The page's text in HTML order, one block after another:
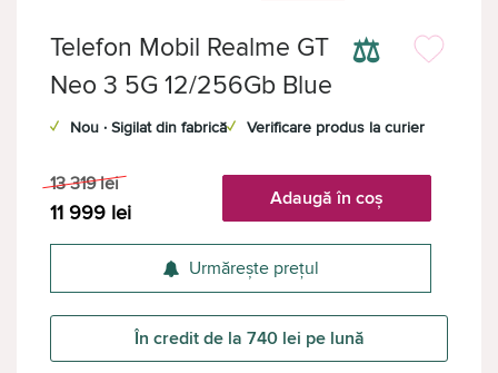
⚖
Telefon Mobil Realme GT
Neo 3 5G 12/256Gb Blue
✓ Nou · Sigilat din fabrică✓ Verificare produs la curier
13 319 lei
11 999 lei
Adaugă în coș
Urmărește prețul
În credit de la 740 lei pe lună